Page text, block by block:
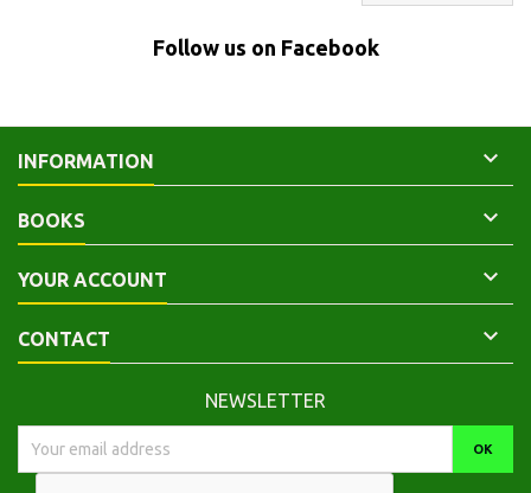
Follow us on Facebook
INFORMATION 
BOOKS 
YOUR ACCOUNT 
CONTACT 
NEWSLETTER